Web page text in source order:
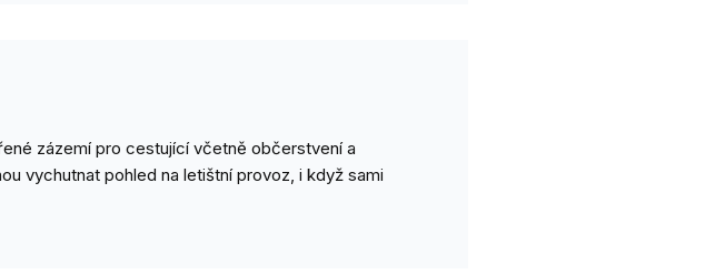
zázemí pro cestující včetně občerstvení a
vychutnat pohled na letištní provoz, i když sami